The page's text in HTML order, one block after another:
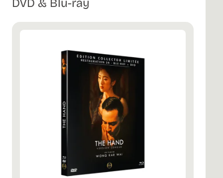
DVD & Blu-ray